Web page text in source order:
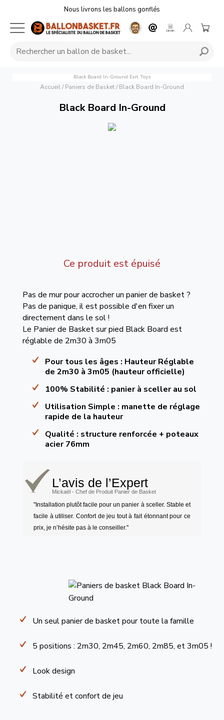
Nous livrons les ballons gonflés
Black Board In-Ground Exit Toys
Accueil/ Paniers de Basket/ Black Board In-Ground
Black Board In-Ground
Ce produit est épuisé
Pas de mur pour accrocher un panier de basket ?
Pas de panique, il est possible d'en fixer un
directement dans le sol !
Le Panier de Basket sur pied Black Board est
réglable de 2m30 à 3m05
Pour tous les âges : Hauteur Réglable
de 2m30 à 3m05 (hauteur officielle)
100% Stabilité : panier à sceller au sol
Utilisation Simple : manette de réglage
rapide de la hauteur
Qualité : structure renforcée + poteaux
acier 76mm
L’avis de l’Expert
Mickaël - Chef de Produit Panier de Basket
"Installation plutôt facile pour un panier à sceller. Stable et
facile à utiliser. Confort de jeu tout à fait étonnant pour ce
prix, je n’hésite pas à le conseiller."
Un seul panier de basket pour toute la famille
5 positions : 2m30, 2m45, 2m60, 2m85, et 3m05 !
Look design
Stabilité et confort de jeu